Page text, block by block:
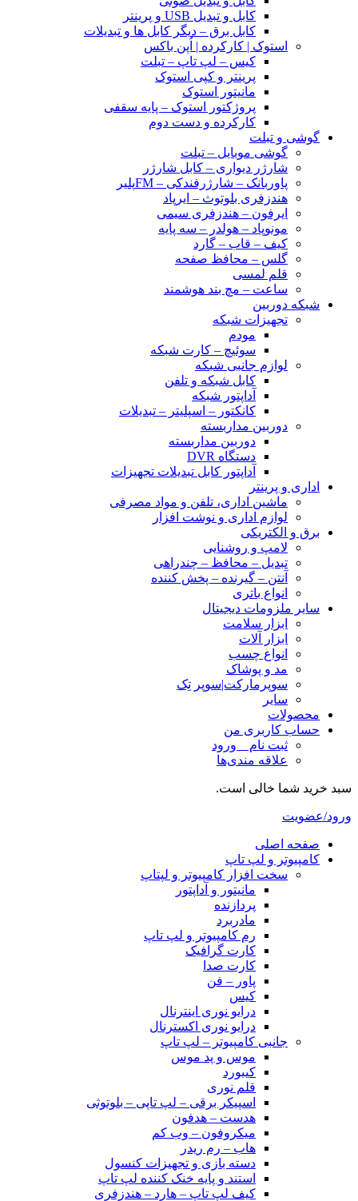
کابل و تبدیل USB و پرینتر
کابل برق – دیگر کابل ها و تبدیلات
استوک | کارکرده | اُپن باکس
کیس – لپ تاپ – تبلت
پرینتر و کپی استوک
مانیتور استوک
پروژکتور استوک – پایه سقفی
کارکرده و دست دوم
گوشی و تبلت
گوشی موبایل – تبلت
شارژر دیواری – کابل شارژر
پاوربانک – شارژرفندکی – FMپلیر
هندزفری بلوتوث – ایرپاد
ایرفون – هندزفری سیمی
مونوپاد – هولدر – سه پایه
کیف – قاب – گارد
گلس – محافظ صفحه
قلم لمسی
ساعت – مچ بند هوشمند
شبکه دوربین
تجهیزات شبکه
مودم
سوئیچ – کارت شبکه
لوازم جانبی شبکه
کابل شبکه و تلفن
آداپتور شبکه
کانکتور – اسپلیتر – تبدیلات
دوربین مداربسته
دوربین مداربسته
دستگاه DVR
آداپتور کابل تبدیلات تجهیزات
اداری و پرینتر
ماشین اداری، تلفن و مواد مصرفی
لوازم اداری و نوشت افزار
برق و الکتریکی
لامپ و روشنایی
تبدیل – محافظ – چندراهی
آنتن – گیرنده – پخش کننده
انواع باتری
سایر ملزومات دیجیتال
ابزار سلامت
ابزار آلات
انواع چسب
مد و پوشاک
سوپرمارکت|سوپر تِک
سایر
محصولات
حساب کاربری من
ثبت نام _ ورود
علاقه مندی‌ها
سبد خرید شما خالی است.
ورود/عضویت
صفحه اصلی
کامپیوتر و‌‌‌‌‌ لپ تاپ
سخت افزار کامپیوتر و لپتاپ
مانیتور و آداپتور
پردازنده
مادربرد
رم کامپیوتر و لپ تاپ
کارت گرافیک
کارت صدا
پاور – فن
کیس
درایو نوری اینترنال
درایو نوری اکسترنال
جانبی کامپیوتر – لپ تاپ
موس و پد موس
کیبورد
قلم نوری
اسپیکر برقی – لپ تاپی – بلوتوثی
هدست – هدفون
میکروفون – وب کم
هاب – رم ریدر
دسته بازی و تجهیزات کنسول
استند و پایه خنک کننده لپ تاپ
کیف لپ تاپ – هارد – هندزفری